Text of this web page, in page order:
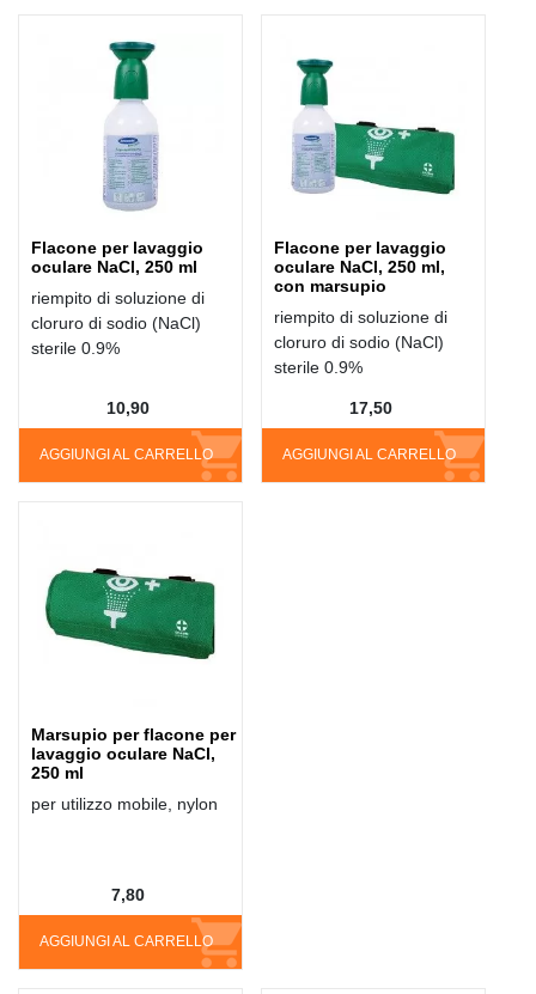
Flacone per lavaggio
oculare NaCl, 250 ml
riempito di soluzione di
cloruro di sodio (NaCl)
sterile 0.9%
AGGIUNGI AL CARRELLO
10,90
Flacone per lavaggio
oculare NaCl, 250 ml,
con marsupio
riempito di soluzione di
cloruro di sodio (NaCl)
sterile 0.9%
AGGIUNGI AL CARRELLO
17,50
Marsupio per flacone per
lavaggio oculare NaCl,
250 ml
per utilizzo mobile, nylon
AGGIUNGI AL CARRELLO
7,80